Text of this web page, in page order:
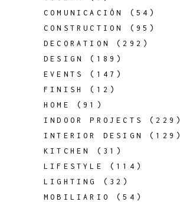
COMUNICACIÓN
(54)
CONSTRUCTION
(95)
DECORATION
(292)
DESIGN
(189)
EVENTS
(147)
FINISH
(12)
HOME
(91)
INDOOR PROJECTS
(229)
INTERIOR DESIGN
(129)
KITCHEN
(31)
LIFESTYLE
(114)
LIGHTING
(32)
MOBILIARIO
(54)